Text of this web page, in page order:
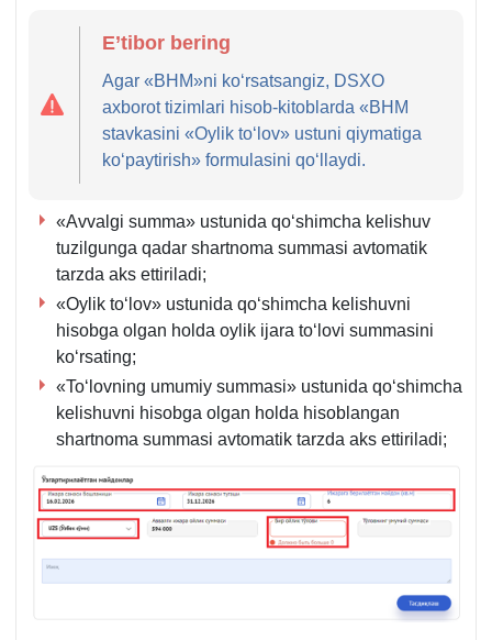
E’tibor bering
Agar «BHM»ni koʻrsatsangiz, DSXO
aхborot tizimlari hisob-kitoblarda «BHM
stavkasini «Oylik toʻlov» ustuni qiymatiga
koʻpaytirish» formulasini qoʻllaydi.
«Avvalgi summa» ustunida qoʻshimcha kelishuv
tuzilgunga qadar shartnoma summasi avtomatik
tarzda aks ettiriladi;
«Oylik toʻlov» ustunida qoʻshimcha kelishuvni
hisobga olgan holda oylik ijara toʻlovi summasini
koʻrsating;
«Toʻlovning umumiy summasi» ustunida qoʻshimcha
kelishuvni hisobga olgan holda hisoblangan
shartnoma summasi avtomatik tarzda aks ettiriladi;